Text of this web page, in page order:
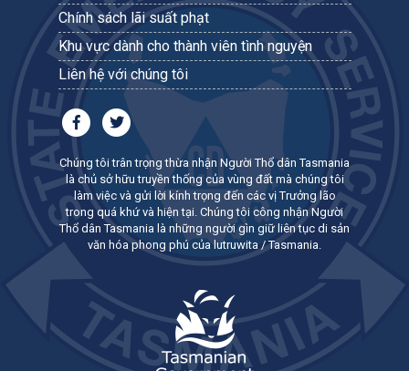
Chính sách lãi suất phạt
Khu vực dành cho thành viên tình nguyện
Liên hệ với chúng tôi
Chúng tôi trân trọng thừa nhận Người Thổ dân Tasmania
là chủ sở hữu truyền thống của vùng đất mà chúng tôi
làm việc và gửi lời kính trọng đến các vị Trưởng lão
trong quá khứ và hiện tại. Chúng tôi công nhận Người
Thổ dân Tasmania là những người gìn giữ liên tục di sản
văn hóa phong phú của lutruwita / Tasmania.